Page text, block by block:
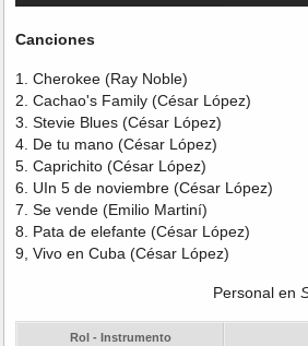
Canciones
1. Cherokee (Ray Noble)
2. Cachao's Family (César López)
3. Stevie Blues (César López)
4. De tu mano (César López)
5. Caprichito (César López)
6. UIn 5 de noviembre (César López)
7. Se vende (Emilio Martiní)
8. Pata de elefante (César López)
9, Vivo en Cuba (César López)
Personal en
Rol - Instrumento